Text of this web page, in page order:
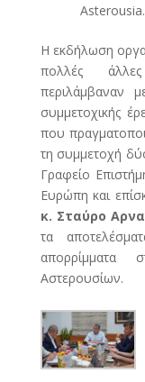
Asterousia.
Η εκδήλωση
πολλές
περιλάμβαναν
συμμετοχικής
που
τη συμμετοχή
Γραφείο
Ευρώπη και
κ. Σταύρο
τα
απορρίμματα
Αστερουσίων.